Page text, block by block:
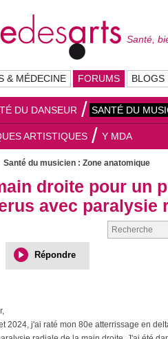
Santé,
& MÉDECINE FORUMS BLOGS
DU DANSEUR SANTÉ DU
ARTISTIQUES Y MDA
Santé du musicien : Zone anatomique
droite pour un
avec paralysie
Répondre
2024, j'ai raté mon 80e atterrissage en